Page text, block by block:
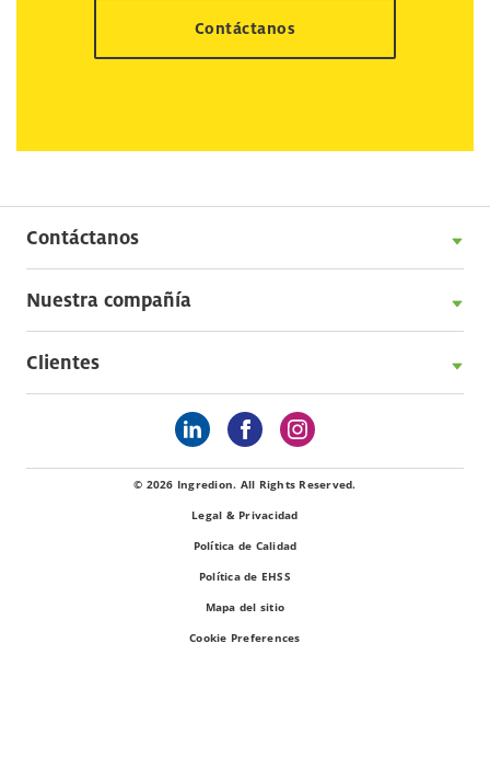
Contáctanos
Contáctanos
Nuestra compañía
Clientes
© 2026 Ingredion. All Rights Reserved.
Legal & Privacidad
Política de Calidad
Política de EHSS
Mapa del sitio
Cookie Preferences